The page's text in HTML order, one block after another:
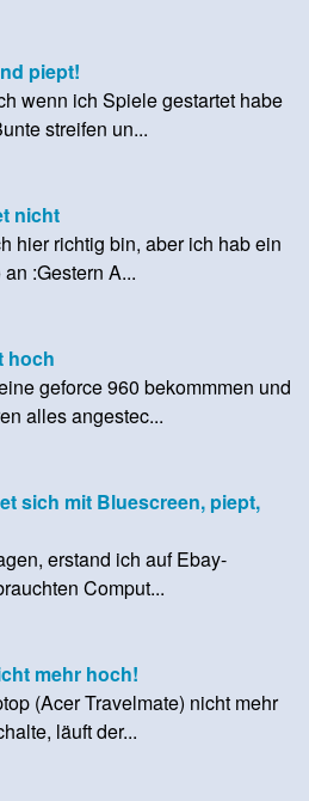
piept!
wenn ich Spiele gestartet habe
streifen un...
nicht
hier richtig bin, aber ich hab ein
:Gestern A...
hoch
geforce 960 bekommmen und
alles angestec...
sich mit Bluescreen, piept,
erstand ich auf Ebay-
Comput...
mehr hoch!
(Acer Travelmate) nicht mehr
läuft der...